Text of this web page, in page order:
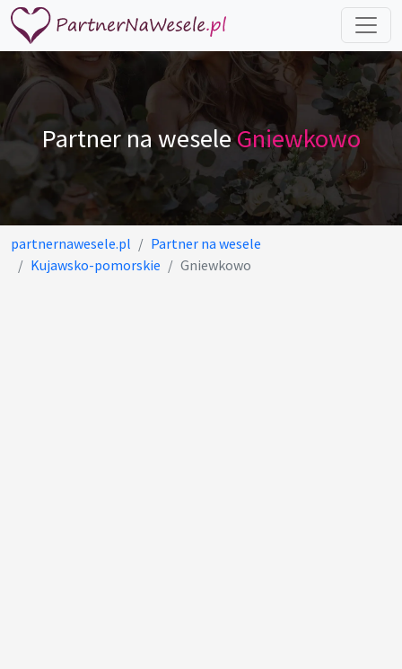
Partner na weseleGniewkowo
partnernawesele.pl
Partner na wesele
Kujawsko-pomorskie
Gniewkowo